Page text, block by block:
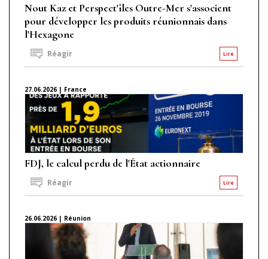
Nout Kaz et Perspect'îles Outre-Mer s'associent
pour développer les produits réunionnais dans
l'Hexagone
Lire
Réagir
27.06.2026 | France
FDJ, le calcul perdu de l'État actionnaire
Lire
Réagir
26.06.2026 | Réunion